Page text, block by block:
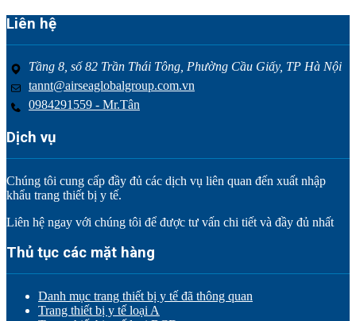
Liên hệ
Tầng 8, số 82 Trần Thái Tông, Phường Cầu Giấy, TP Hà Nội
tannt@airseaglobalgroup.com.vn
0984291559 - Mr.Tân
Dịch vụ
Chúng tôi cung cấp đầy đủ các dịch vụ liên quan đến xuất nhập
khẩu trang thiết bị y tế.
Liên hệ ngay với chúng tôi để được tư vấn chi tiết và đầy đủ nhất
Thủ tục các mặt hàng
Danh mục trang thiết bị y tế đã thông quan
Trang thiết bị y tế loại A